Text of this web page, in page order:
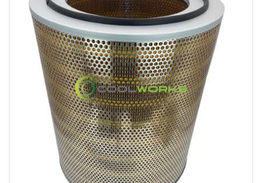
Melayu